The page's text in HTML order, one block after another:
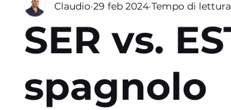
SER vs.
spagnolo
Claudio 29 feb 2024 Tempo di